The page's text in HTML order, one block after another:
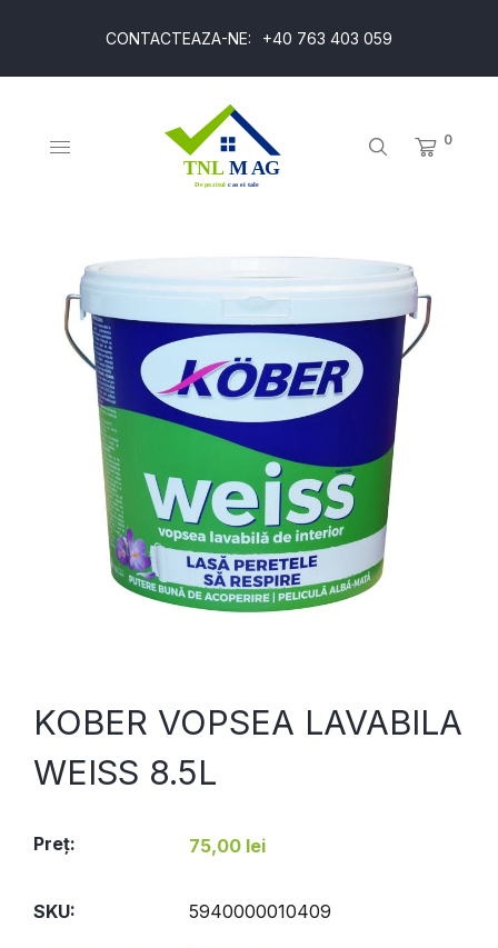
CONTACTEAZA-NE: +40 763 403 059
0
KOBER VOPSEA LAVABILA
WEISS 8.5L
Preţ: 75,00 lei
SKU: 5940000010409